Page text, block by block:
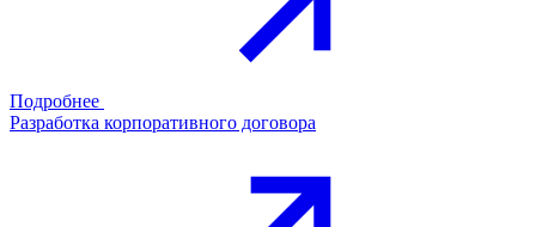
Подробнее
Разработка корпоративного договора